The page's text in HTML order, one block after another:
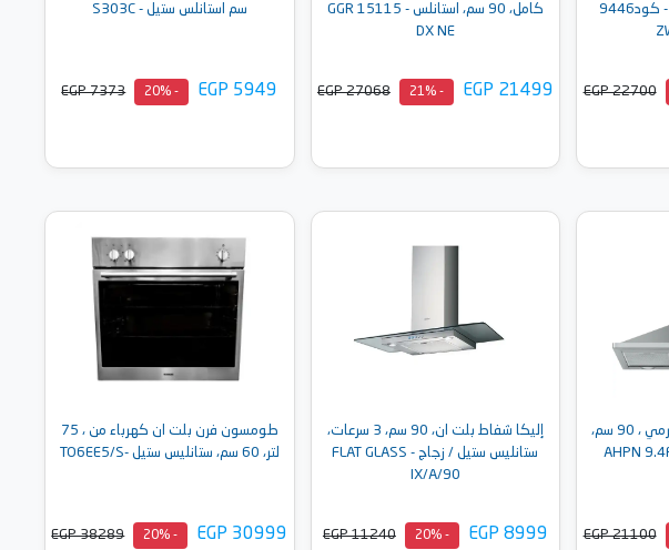
ديجيتال، 7 كيلو، فضي - كود9446
EGP 22700
كامل، 90 سم، استانلس - GGR 15115
DX NE
EGP 21499
- 21%
EGP 27068
أضف إلى السلة
سم استانلس ستيل - S303C
EGP 5949
- 20%
EGP 7373
أضف إلى السلة
أريستون شفاط بلت ان هرمي ، 90 سم،
EGP 21100
إليكا شفاط بلت ان، 90 سم، 3 سرعات،
ستانليس ستيل / زجاج - FLAT GLASS
IX/A/90
EGP 8999
- 20%
EGP 11240
طومسون فرن بلت ان كهرباء من ، 75
لتر، 60 سم، ستانليس ستيل -TO6EE5/S
EGP 30999
- 20%
EGP 38289